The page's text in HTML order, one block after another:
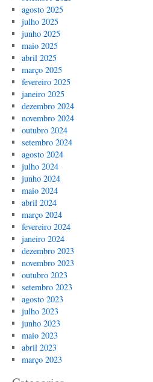
agosto 2025
julho 2025
junho 2025
maio 2025
abril 2025
março 2025
fevereiro 2025
janeiro 2025
dezembro 2024
novembro 2024
outubro 2024
setembro 2024
agosto 2024
julho 2024
junho 2024
maio 2024
abril 2024
março 2024
fevereiro 2024
janeiro 2024
dezembro 2023
novembro 2023
outubro 2023
setembro 2023
agosto 2023
julho 2023
junho 2023
maio 2023
abril 2023
março 2023